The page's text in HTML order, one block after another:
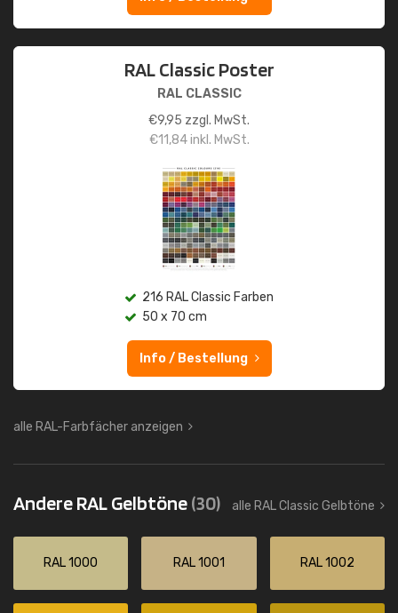
RAL Classic Poster
RAL CLASSIC
€9,95 zzgl. MwSt.
€11,84inkl. MwSt.
216 RAL Classic Farben
50 x 70 cm
Info / Bestellung
alle RAL-Farbfächer anzeigen
Andere RAL Gelbtöne(30) alle RAL Classic Gelbtöne
RAL 1000 RAL 1001 RAL 1002